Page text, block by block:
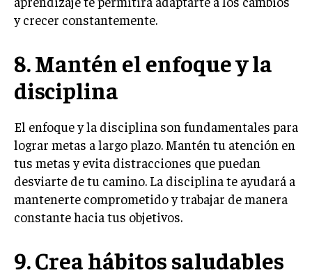
y crecer constantemente.
8. Mantén el enfoque y la
disciplina
El enfoque y la disciplina son fundamentales para
lograr metas a largo plazo. Mantén tu atención en
tus metas y evita distracciones que puedan
desviarte de tu camino. La disciplina te ayudará a
mantenerte comprometido y trabajar de manera
constante hacia tus objetivos.
9. Crea hábitos saludables